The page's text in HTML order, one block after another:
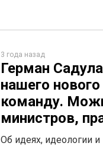
3 года назад
Герман
нашего
команду.
министров,
Об идеях, идеологии